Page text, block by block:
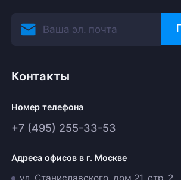
Контакты
Номер телефона
+7 (495) 255-33-53
Адреса офисов в г. Москве